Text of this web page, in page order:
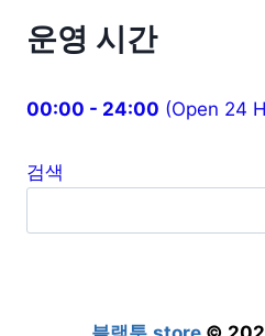
운영 시간
00:00 - 24:00 (Open 24
검색